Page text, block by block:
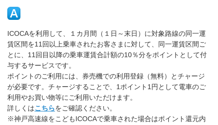
ICOCAを利用して、１カ月間（１日～末日）に対象路線の同一運
賃区間を11回以上乗車されたお客さまに対して、同一運賃区間ご
とに、11回目以降の乗車運賃合計額の10％分をポイントとして付
与するサービスです。
ポイントのご利用には、券売機での利用登録（無料）とチャージ
が必要です。チャージすることで、1ポイント1円として電車のご
利用やお買い物等にご利用いただけます。
詳しくはこちらをご確認ください。
※神戸高速線をこどもICOCAで乗車された場合はポイント還元内